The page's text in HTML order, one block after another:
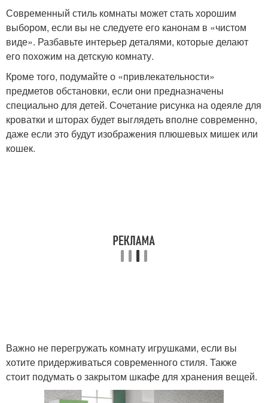
Современный стиль комнаты может стать хорошим
выбором, если вы не следуете его канонам в «чистом
виде». Разбавьте интерьер деталями, которые делают
его похожим на детскую комнату.
Кроме того, подумайте о «привлекательности»
предметов обстановки, если они предназначены
специально для детей. Сочетание рисунка на одеяле для
кроватки и шторах будет выглядеть вполне современно,
даже если это будут изображения плюшевых мишек или
кошек.
Важно не перегружать комнату игрушками, если вы
хотите придерживаться современного стиля. Также
стоит подумать о закрытом шкафе для хранения вещей.